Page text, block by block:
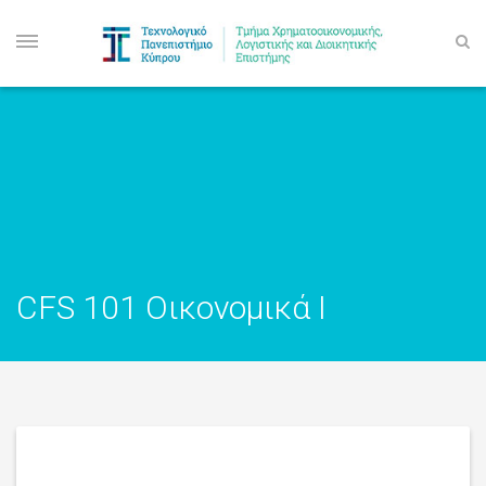
CFS 101 Οικονομικά I